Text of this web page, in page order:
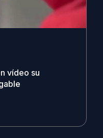
vídeo su